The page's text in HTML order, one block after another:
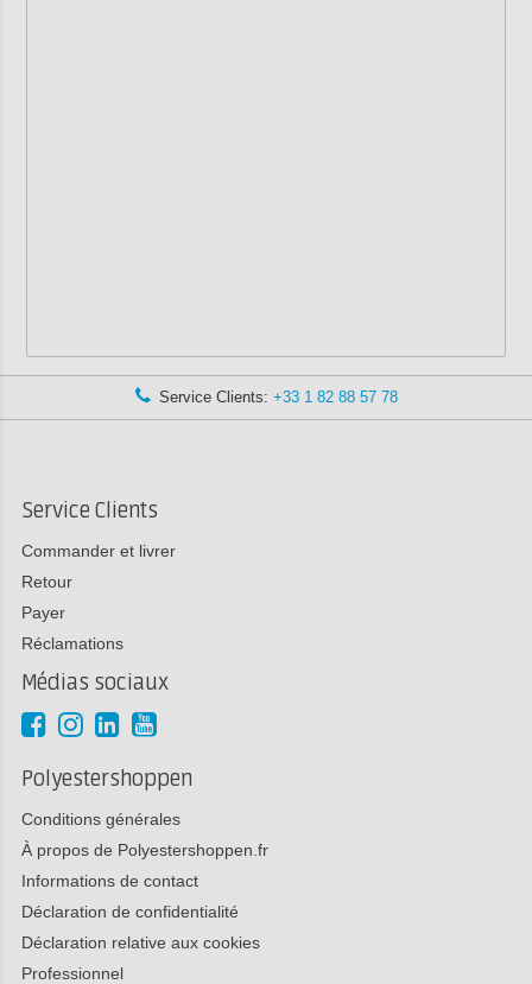
Service Clients: +33 1 82 88 57 78
Service Clients
Commander et livrer
Retour
Payer
Réclamations
Médias sociaux
Polyestershoppen
Conditions générales
À propos de Polyestershoppen.fr
Informations de contact
Déclaration de confidentialité
Déclaration relative aux cookies
Professionnel